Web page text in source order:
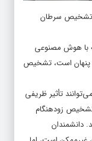
تشخیص سرطان
با هوش مصنوعی
پنهان است، تشخیص
تأثیر ظریفی
تشخیص زودهنگام
دانشمندان